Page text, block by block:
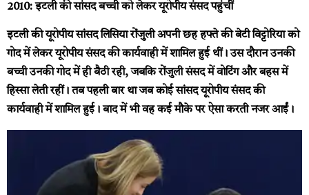
2010: इटली की सांसद बच्ची को लेकर यूरोपीय संसद पहुंचीं
इटली की यूरोपीय सांसद लिसिया रोंजुली अपनी छह हफ्ते की बेटी विट्टोरिया को
गोद में लेकर यूरोपीय संसद की कार्यवाही में शामिल हुई थीं। उस दौरान उनकी
बच्ची उनकी गोद में ही बैठी रही, जबकि रोंजुली संसद में वोटिंग और बहस में
हिस्सा लेती रहीं। तब पहली बार था जब कोई सांसद यूरोपीय संसद की
कार्यवाही में शामिल हुई। बाद में भी वह कई मौके पर ऐसा करती नजर आईं।